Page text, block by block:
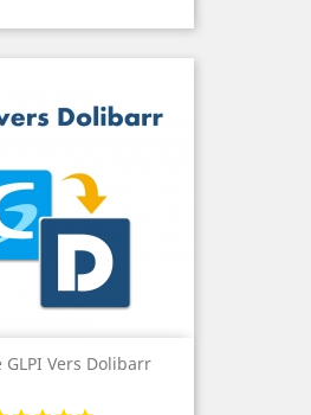
GLPI Vers Dolibarr